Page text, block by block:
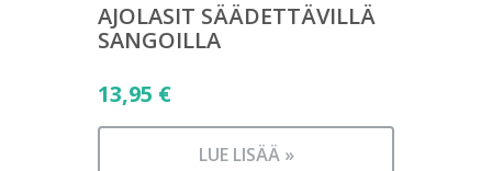
AJOLASIT SÄÄDETTÄVILLÄ
SANGOILLA
13,95 €
LUE LISÄÄ »